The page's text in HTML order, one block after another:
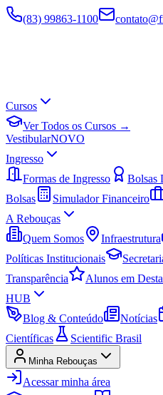
(83) 99863-1100
Cursos
Ver Todos os Cursos →
VestibularNOVO
Ingresso
Formas de Ingresso
Bolsas
Bolsas
Simulador Financeiro
A Rebouças
Quem Somos
Infraestrutura
Políticas Institucionais
Transparência
Alunos em
HUB
Blog & Conteúdo
Notícias
Científicas
Scientific Brasil
Minha Rebouças
Acessar minha área